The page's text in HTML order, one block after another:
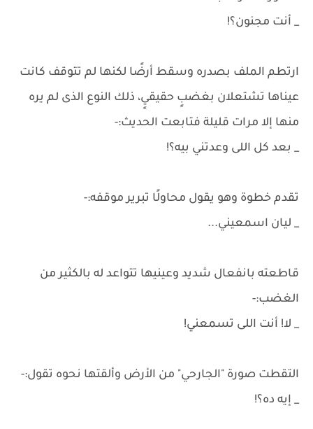
_ أنت مجنون؟!
ارتطم الملف بصدره وسقط أرضًا لكنها لم تتوقف كانت
عيناها تشتعلان بغضبٍ حقيقيٍ، ذلك النوع الذى لم يره
منها إلا مرات قليلة فتابعت الحديث:-
_ بعد كل اللى وعدتني بيه؟!
تقدم خطوة وهو يقول محاولًا تبرير موقفه:-
_ ليان اسمعيني...
قاطعته بانفعال شديد وعينيها تتواعد له بالكثير من
الغضب:-
_ لا! أنت اللى تسمعني!
التقطت صورة "الجارحي" من الأرض وألقتها نحوه تقول:-
_ إيه ده؟!